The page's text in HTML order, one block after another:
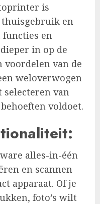
is
en
functies en
in op de
voordelen van de
weloverwogen
van
voldoet.
ware alles-in-één
en scannen
apparaat. Of je
foto’s wilt